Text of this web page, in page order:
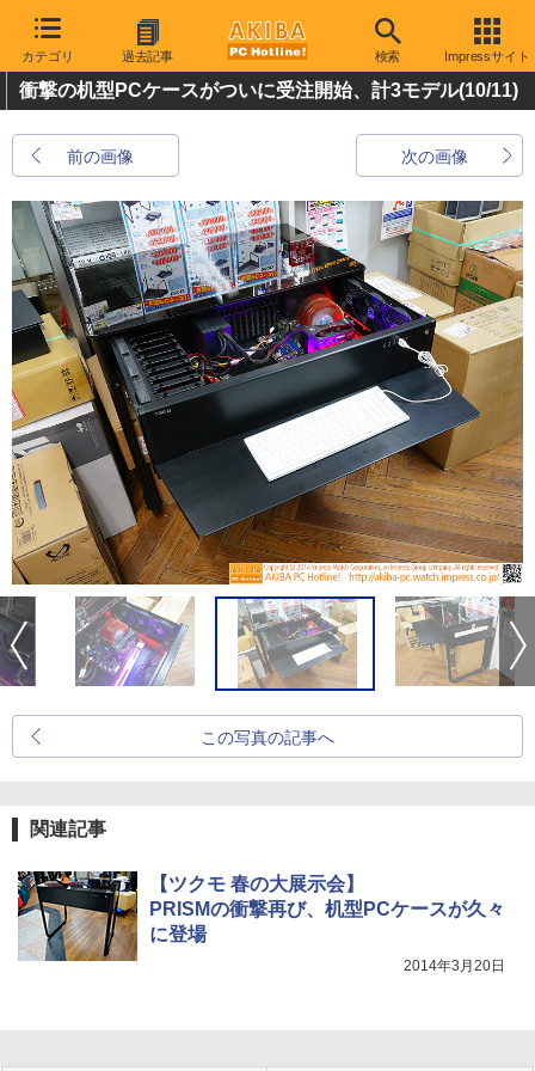
カテゴリ 過去記事 検索 Impressサイト
衝撃の机型PCケースがついに受注開始、計3モデル(10/11)
前の画像 次の画像
この写真の記事へ
関連記事
【ツクモ 春の大展示会】
PRISMの衝撃再び、机型PCケースが久々
に登場
2014年3月20日